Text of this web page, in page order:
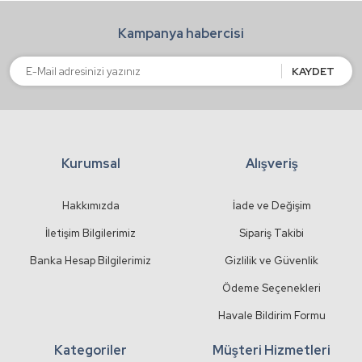
Ürün fiyatı diğer sitelerden daha pahalı.
Bu ürüne benzer farklı alternatifler olmalı.
Kampanya habercisi
KAYDET
Kurumsal
Hakkımızda
İletişim Bilgilerimiz
Banka Hesap Bilgilerimiz
Alışveriş
İade ve Değişim
Sipariş Takibi
Gizlilik ve Güvenlik
Ödeme Seçenekleri
Havale Bildirim Formu
Kategoriler Müşteri Hizmetleri